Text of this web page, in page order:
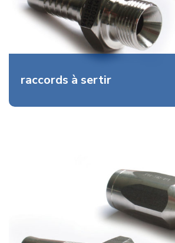
raccords à sertir